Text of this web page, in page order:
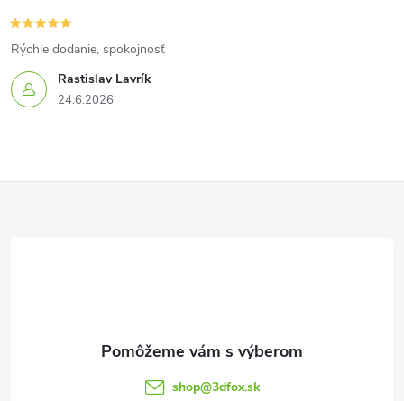
Rastislav Lavrík
24.6.2026
Rýchle dodanie, spokojnosť
shop@3dfox.sk